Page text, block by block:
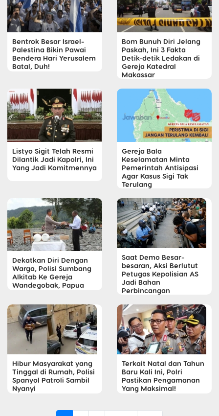
Bentrok Besar Israel-
Palestina Bikin Pawai
Bendera Hari Yerusalem
Batal, Duh!
Bom Bunuh Diri Jelang
Paskah, Ini 3 Fakta
Detik-detik Ledakan di
Gereja Katedral
Makassar
Listyo Sigit Telah Resmi
Dilantik Jadi Kapolri, Ini
Yang Jadi Komitmennya
Gereja Bala
Keselamatan Minta
Pemerintah Antisipasi
Agar Kasus Sigi Tak
Terulang
Dekatkan Diri Dengan
Warga, Polisi Sumbang
Alkitab Ke Gereja
Wandegobak, Papua
Saat Demo Besar-
besaran, Aksi Berlutut
Petugas Kepolisian AS
Jadi Bahan
Perbincangan
Hibur Masyarakat yang
Tinggal di Rumah, Polisi
Spanyol Patroli Sambil
Nyanyi
Terkait Natal dan Tahun
Baru Kali Ini, Polri
Pastikan Pengamanan
Yang Maksimal!